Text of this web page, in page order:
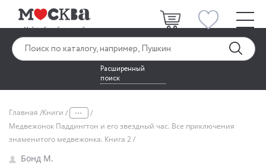
Расширенный
поиск
Главная Книги ...
Медвежонок Паддингтон и его звездный час. Все приключения
знаменитого медвежонка. Книга 2
Бонд М.